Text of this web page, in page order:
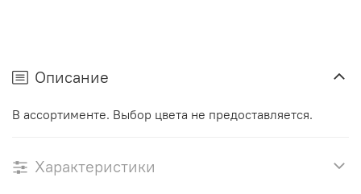
Описание
В ассортименте. Выбор цвета не предоставляется.
Характеристики